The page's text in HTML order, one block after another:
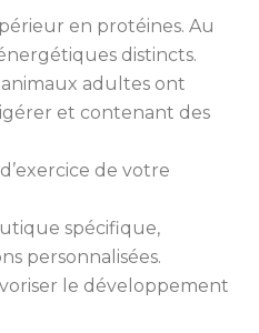
en protéines. Au
distincts.
adultes ont
et contenant des
de votre
spécifique,
personnalisées.
le développement